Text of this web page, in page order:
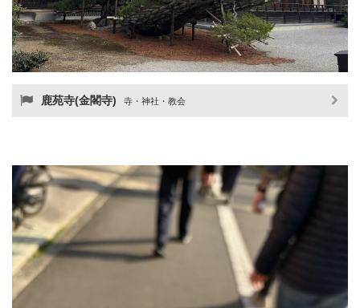
鹿苑寺(金閣寺) 寺・神社・教会